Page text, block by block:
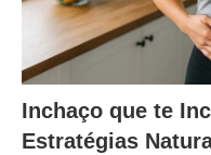
Inchaço que te
Estratégias